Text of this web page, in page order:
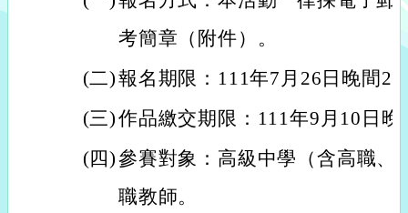
考簡章（附件）。
(二)報名期限：111年7月26日晚間
(三)作品繳交期限：111年9月10日
(四)參賽對象：高級中學（含高職、
職教師。